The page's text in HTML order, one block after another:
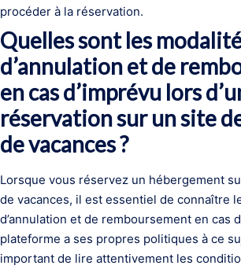
procéder à la réservation.
Quelles sont les
d’annulation et de
en cas d’imprévu lors
réservation sur un site
de vacances ?
Lorsque vous réservez un hébergement
de vacances, il est essentiel de connaître
d’annulation et de remboursement en cas
plateforme a ses propres politiques à ce
important de lire attentivement les